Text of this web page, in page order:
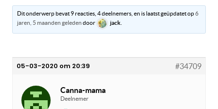
Dit onderwerp bevat 9 reacties, 4 deelnemers, en is laatst geüpdatet op6
jaren, 5 maanden geleden door jack
05-03-2020 om 20:39 #34709
Canna-mama
Deelnemer